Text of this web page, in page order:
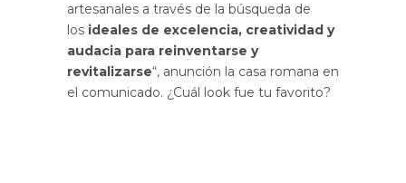
artesanales a través de la búsqueda de
los ideales de excelencia, creatividad y
audacia para reinventarse y
revitalizarse“, anunción la casa romana en
el comunicado. ¿Cuál look fue tu favorito?